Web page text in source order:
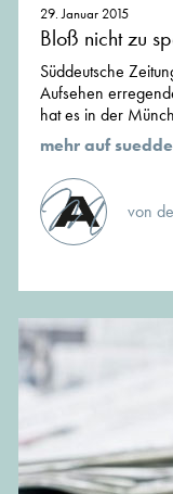
29. Januar 2015
Bloß nicht zu
Süddeutsche
Aufsehen
hat es in der
mehr auf
von